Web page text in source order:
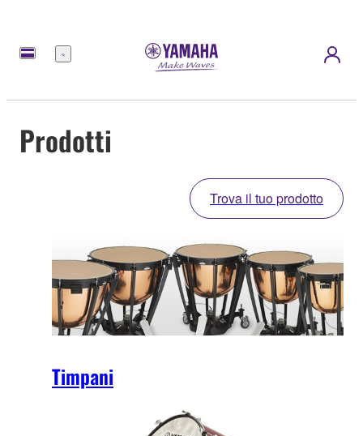
Menu
Prodotti
Trova il tuo prodotto
Timpani